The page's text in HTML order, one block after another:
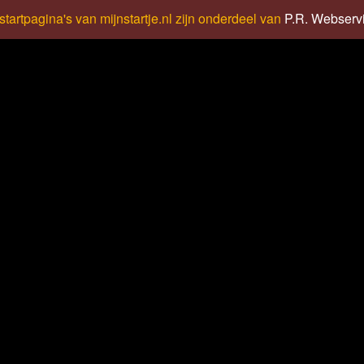
van mijnstartje.nl zijn onderdeel van P.R.